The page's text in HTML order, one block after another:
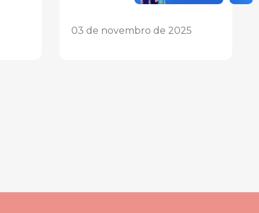
03 de novembro de 2025